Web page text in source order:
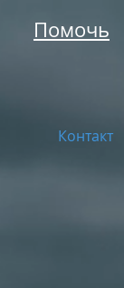
Помочь
Контакт